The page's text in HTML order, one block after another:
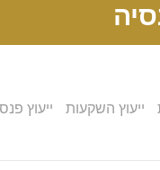
ייעוץ השקעות ייעוץ